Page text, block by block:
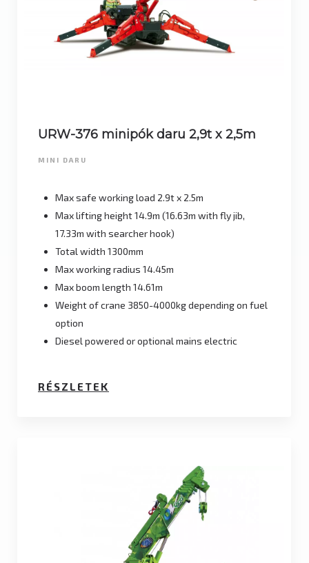
URW-376 minipók daru 2,9t x 2,5m
MINI DARU
Max safe working load 2.9t x 2.5m
Max lifting height 14.9m (16.63m with fly jib,
17.33m with searcher hook)
Total width 1300mm
Max working radius 14.45m
Max boom length 14.61m
Weight of crane 3850-4000kg depending on fuel
option
Diesel powered or optional mains electric
RÉSZLETEK